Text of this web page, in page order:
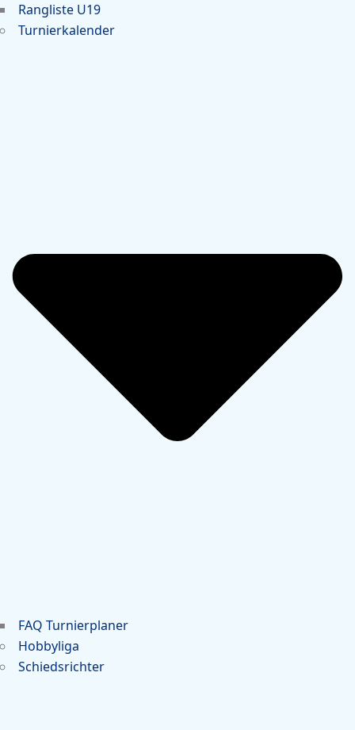
Rangliste U19
Turnierkalender
FAQ Turnierplaner
Hobbyliga
Schiedsrichter